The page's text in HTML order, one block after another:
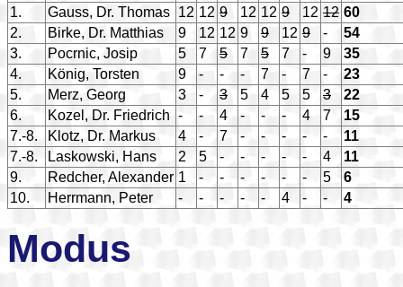
1.
Gauss, Dr. Thomas 12 12 9 12 12 9 12 12 60
2.
Birke, Dr. Matthias 9 12 12 9 9 12 9 -
54
3.
Pocrnic, Josip 5 7 5 7 5 7 - 9
35
4.
König, Torsten 9 - - - 7 - 7 -
23
5.
Merz, Georg 3 - 3 5 4 5 5 3
22
6.
Kozel, Dr. Friedrich - - 4 - - - 4 7
15
7.-8.
Klotz, Dr. Markus 4 - 7 - - - - -
11
7.-8.
Laskowski, Hans 2 5 - - - - - 4
11
9.
Redcher, Alexander 1 - - - - - - 5
6
10.
Herrmann, Peter - - - - - 4 - - 4
Modus